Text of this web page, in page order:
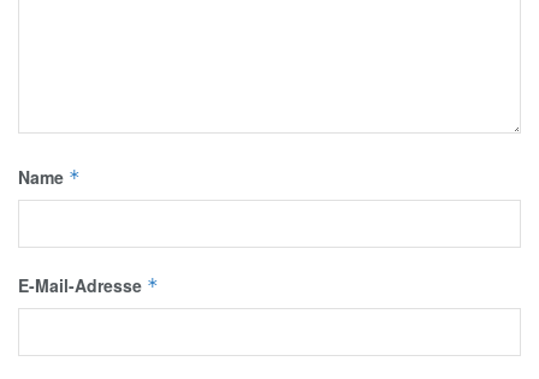
Name *
E-Mail-Adresse *